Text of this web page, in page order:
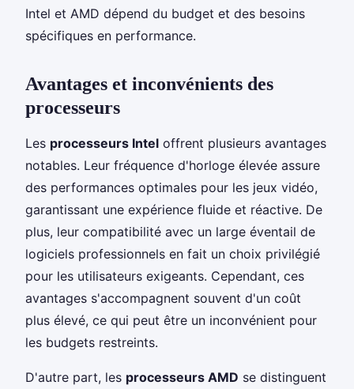
Intel et AMD dépend du budget et des besoins
spécifiques en performance.
Avantages et inconvénients des
processeurs
Les processeurs Intel offrent plusieurs avantages
notables. Leur fréquence d'horloge élevée assure
des performances optimales pour les jeux vidéo,
garantissant une expérience fluide et réactive. De
plus, leur compatibilité avec un large éventail de
logiciels professionnels en fait un choix privilégié
pour les utilisateurs exigeants. Cependant, ces
avantages s'accompagnent souvent d'un coût
plus élevé, ce qui peut être un inconvénient pour
les budgets restreints.
D'autre part, les processeurs AMD se distinguent